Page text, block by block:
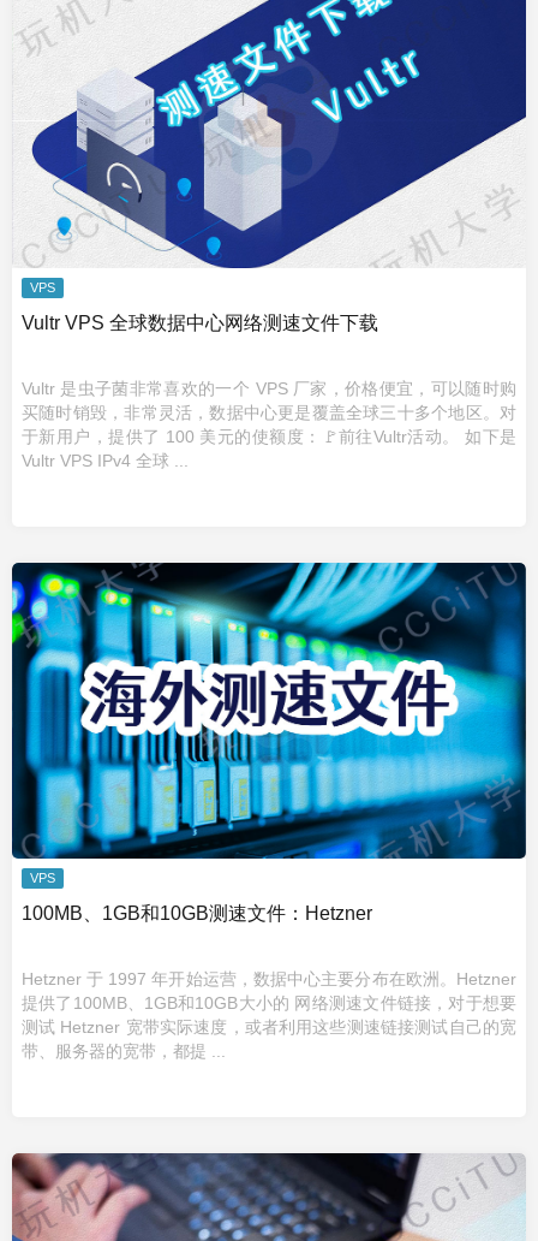
VPS
Vultr VPS 全球数据中心网络测速文件下载
Vultr 是虫子菌非常喜欢的一个 VPS 厂家，价格便宜，可以随时购
买随时销毁，非常灵活，数据中心更是覆盖全球三十多个地区。对
于新用户，提供了 100 美元的使额度：🚩前往Vultr活动。 如下是
Vultr VPS IPv4 全球 ...
VPS
100MB、1GB和10GB测速文件：Hetzner
Hetzner 于 1997 年开始运营，数据中心主要分布在欧洲。Hetzner
提供了100MB、1GB和10GB大小的 网络测速文件链接，对于想要
测试 Hetzner 宽带实际速度，或者利用这些测速链接测试自己的宽
带、服务器的宽带，都提 ...